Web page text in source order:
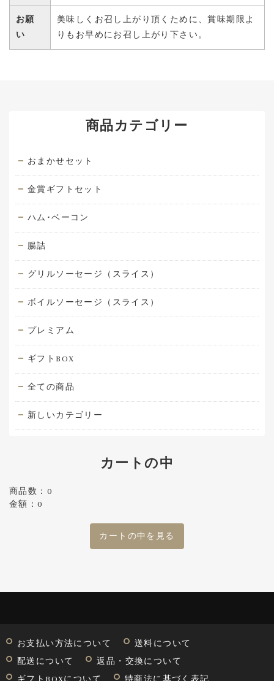
お願
い
美味しくお召し上がり頂くために、賞味期限よ
りもお早めにお召し上がり下さい。
商品カテゴリー
おまかせセット
金賞ギフトセット
ハム･ベーコン
腸詰
グリルソーセージ（スライス）
ボイルソーセージ（スライス）
プレミアム
ギフトBOX
全ての商品
新しいカテゴリー
カートの中
商品数：0
金額：0
カートの中を見る
お支払い方法について
送料について
配送について
返品・交換について
ギフトBOXについて
特商法に基づく表記